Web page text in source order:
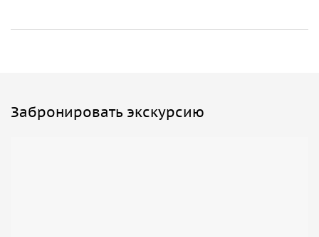
Забронировать экскурсию